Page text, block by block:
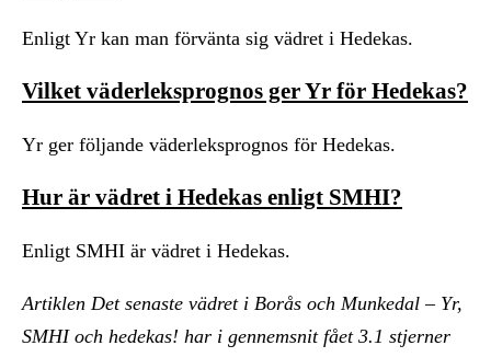
Enligt Yr kan man förvänta sig vädret i Hedekas.
Vilket väderleksprognos ger Yr för Hedekas?
Yr ger följande väderleksprognos för Hedekas.
Hur är vädret i Hedekas enligt SMHI?
Enligt SMHI är vädret i Hedekas.
Artiklen Det senaste vädret i Borås och Munkedal – Yr,
SMHI och hedekas! har i gennemsnit fået 3.1 stjerner